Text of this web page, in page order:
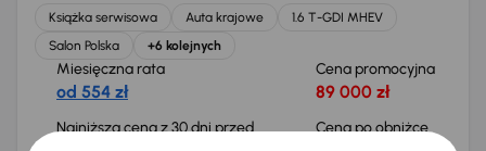
Książka serwisowa Auta krajowe
1.6 T-GDI MHEV
Salon Polska
+6 kolejnych
Miesięczna rata
od 554 zł
Cena promocyjna
89 000 zł
Najniższa cena z 30 dni przed
Cena po obniżce